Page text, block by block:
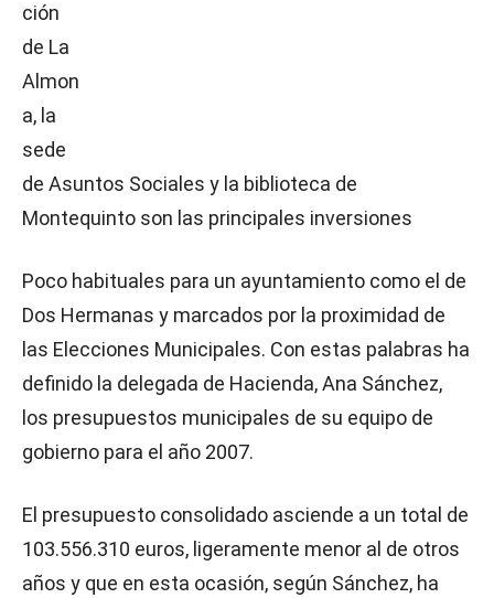
ción
de La
Almon
a, la
sede
de Asuntos Sociales y la biblioteca de
Montequinto son las principales inversiones
Poco habituales para un ayuntamiento como el de
Dos Hermanas y marcados por la proximidad de
las Elecciones Municipales. Con estas palabras ha
definido la delegada de Hacienda, Ana Sánchez,
los presupuestos municipales de su equipo de
gobierno para el año 2007.
El presupuesto consolidado asciende a un total de
103.556.310 euros, ligeramente menor al de otros
años y que en esta ocasión, según Sánchez, ha